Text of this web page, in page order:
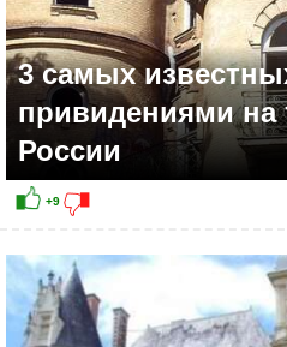
3 самых
привидениями на
России